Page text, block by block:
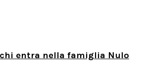
entra nella famiglia Nulo